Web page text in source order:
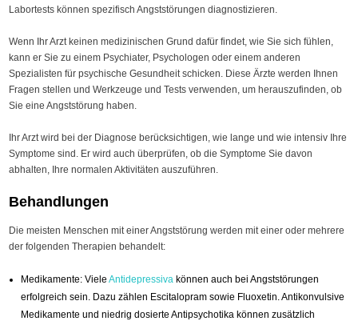
Labortests können spezifisch Angststörungen diagnostizieren.
Wenn Ihr Arzt keinen medizinischen Grund dafür findet, wie Sie sich fühlen,
kann er Sie zu einem Psychiater, Psychologen oder einem anderen
Spezialisten für psychische Gesundheit schicken. Diese Ärzte werden Ihnen
Fragen stellen und Werkzeuge und Tests verwenden, um herauszufinden, ob
Sie eine Angststörung haben.
Ihr Arzt wird bei der Diagnose berücksichtigen, wie lange und wie intensiv Ihre
Symptome sind. Er wird auch überprüfen, ob die Symptome Sie davon
abhalten, Ihre normalen Aktivitäten auszuführen.
Behandlungen
Die meisten Menschen mit einer Angststörung werden mit einer oder mehrere
der folgenden Therapien behandelt:
Medikamente: VieleAntidepressiva können auch bei Angststörungen
erfolgreich sein. Dazu zählen Escitalopram sowie Fluoxetin. Antikonvulsive
Medikamente und niedrig dosierte Antipsychotika können zusätzlich